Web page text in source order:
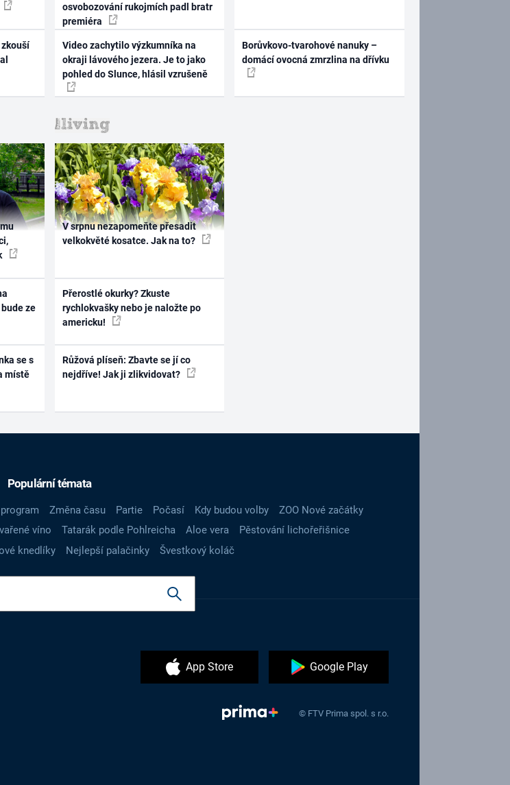
zkouší
osvobozování rukojmích padl bratr
premiéra
Video zachytilo výzkumníka na
okraji lávového jezera. Je to jako
pohled do Slunce, hlásil vzrušeně
Borůvkovo-tvarohové nanuky –
domácí ovocná zmrzlina na dřívku
ze
se s
místě
V srpnu nezapomeňte přesadit
velkokvěté kosatce. Jak na to?
Přerostlé okurky? Zkuste
rychlokvašky nebo je naložte po
americku!
Růžová plíseň: Zbavte se jí co
nejdříve! Jak ji zlikvidovat?
Populární témata
Změna času Partie Počasí Kdy budou volby
ZOO Nové začátky
víno Tatarák podle Pohlreicha Aloe vera
Pěstování lichořeřišnice
knedlíky Nejlepší palačinky Švestkový koláč
App Store Google Play
© FTV Prima spol. s r.o.